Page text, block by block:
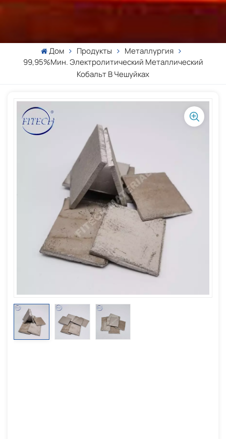
Дом Продукты
Металлургия
99,95%мин. Электролитический Металлический
Кобальт В Чешуйках